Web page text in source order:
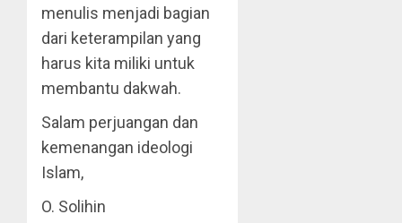
menulis menjadi bagian
dari keterampilan yang
harus kita miliki untuk
membantu dakwah.
Salam perjuangan dan
kemenangan ideologi
Islam,
O. Solihin